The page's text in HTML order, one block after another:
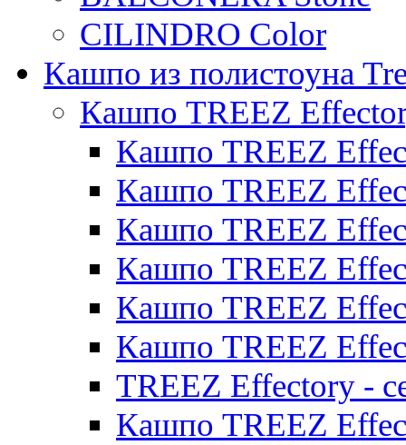
CILINDRO Color
Кашпо из полистоуна
Кашпо TREEZ
Кашпо TREEZ
Кашпо TREEZ
Кашпо TREEZ
Кашпо TREEZ
Кашпо TREEZ
Кашпо TREEZ
TREEZ Effectory -
Кашпо TREEZ